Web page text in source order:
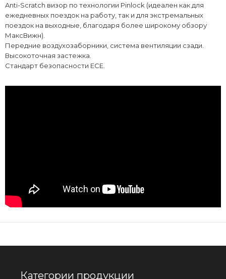
Anti-Scratch визор по технологии Pinlock (идеален как для
ежедневных поездок на работу, так и для экстремальных
поездок на выходные, благодаря более широкому обзору
МаксВижн).
Передние воздухозаборники, система вентиляции сзади.
Высокоточная застежка.
Стандарт безопасности ECE.
Категории продукции